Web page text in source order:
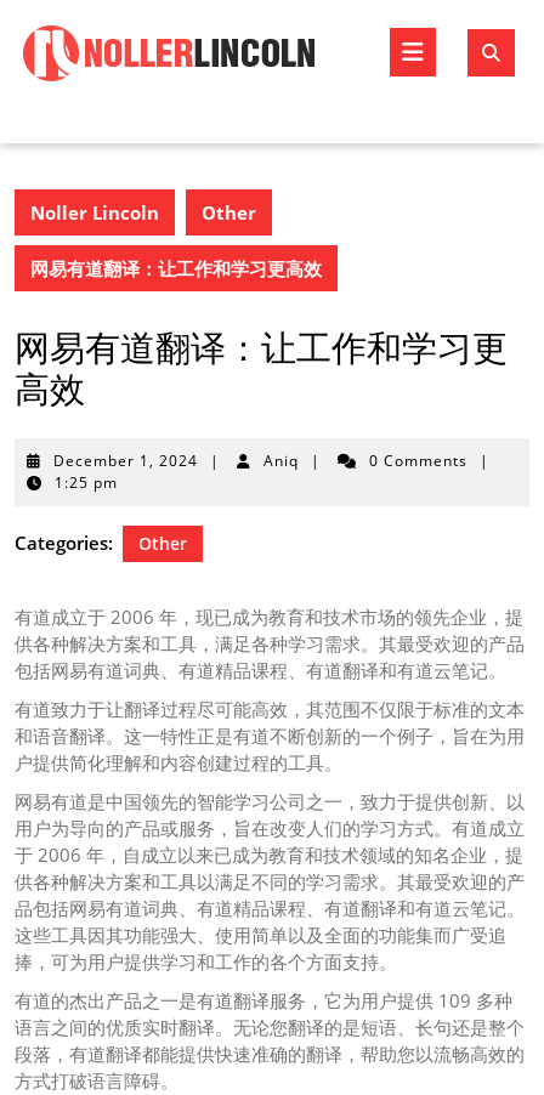
content
Open
Noller Lincoln Other
网易有道翻译：让工作和学习更高效
网易有道翻译：让工作和学习更
高效
December 1, 2024 December
| Aniq | 0 Comments
|
1:25 pm
Categories: Other
有道成立于 2006 年，现已成为教育和技术市场的领先企业，提
供各种解决方案和工具，满足各种学习需求。其最受欢迎的产品
包括网易有道词典、有道精品课程、有道翻译和有道云笔记。
有道致力于让翻译过程尽可能高效，其范围不仅限于标准的文本
和语音翻译。这一特性正是有道不断创新的一个例子，旨在为用
户提供简化理解和内容创建过程的工具。
网易有道是中国领先的智能学习公司之一，致力于提供创新、以
用户为导向的产品或服务，旨在改变人们的学习方式。有道成立
于 2006 年，自成立以来已成为教育和技术领域的知名企业，提
供各种解决方案和工具以满足不同的学习需求。其最受欢迎的产
品包括网易有道词典、有道精品课程、有道翻译和有道云笔记。
这些工具因其功能强大、使用简单以及全面的功能集而广受追
捧，可为用户提供学习和工作的各个方面支持。
有道的杰出产品之一是有道翻译服务，它为用户提供 109 多种
语言之间的优质实时翻译。无论您翻译的是短语、长句还是整个
段落，有道翻译都能提供快速准确的翻译，帮助您以流畅高效的
方式打破语言障碍。